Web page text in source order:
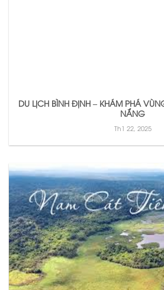
DU LỊCH BÌNH ĐỊNH – KHÁM PHÁ
NẮNG
Th1 22, 2025